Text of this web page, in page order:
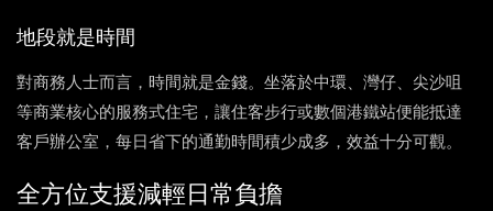
地段就是時間
對商務人士而言，時間就是金錢。坐落於中環、灣仔、尖沙咀
等商業核心的服務式住宅，讓住客步行或數個港鐵站便能抵達
客戶辦公室，每日省下的通勤時間積少成多，效益十分可觀。
全方位支援減輕日常負擔